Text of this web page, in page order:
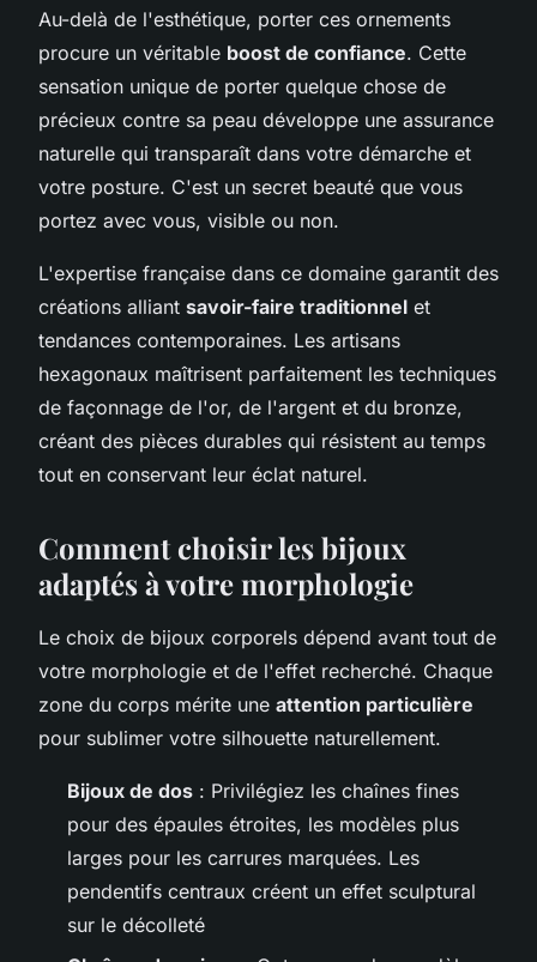
Au-delà de l'esthétique, porter ces ornements
procure un véritable boost de confiance. Cette
sensation unique de porter quelque chose de
précieux contre sa peau développe une assurance
naturelle qui transparaît dans votre démarche et
votre posture. C'est un secret beauté que vous
portez avec vous, visible ou non.
L'expertise française dans ce domaine garantit des
créations alliant savoir-faire traditionnel et
tendances contemporaines. Les artisans
hexagonaux maîtrisent parfaitement les techniques
de façonnage de l'or, de l'argent et du bronze,
créant des pièces durables qui résistent au temps
tout en conservant leur éclat naturel.
Comment choisir les bijoux
adaptés à votre morphologie
Le choix de bijoux corporels dépend avant tout de
votre morphologie et de l'effet recherché. Chaque
zone du corps mérite une attention particulière
pour sublimer votre silhouette naturellement.
Bijoux de dos : Privilégiez les chaînes fines
pour des épaules étroites, les modèles plus
larges pour les carrures marquées. Les
pendentifs centraux créent un effet sculptural
sur le décolleté